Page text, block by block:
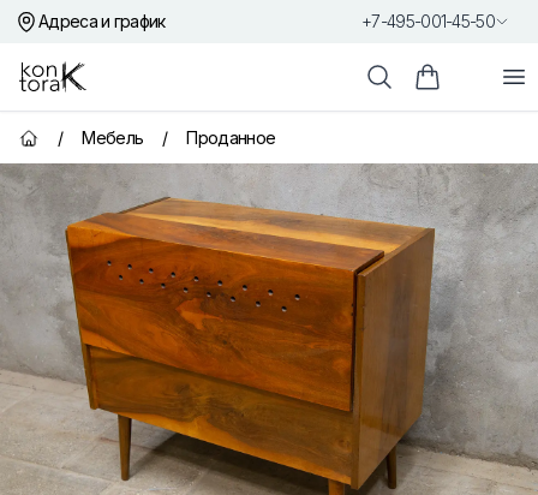
Адреса и график +7-495-001-45-50
Контора К
ПоискКорзина
Главная страница
/ Мебель / Проданное